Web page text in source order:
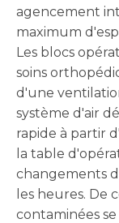
agencement
maximum
Les blocs
soins
d'une
système d'air
rapide à partir
la table
changements
les heures. De
contaminées